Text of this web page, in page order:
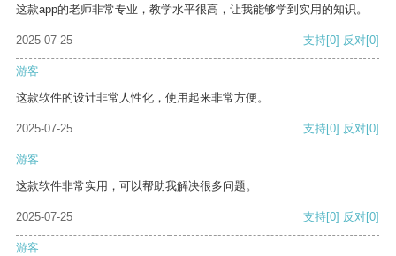
这款app的老师非常专业，教学水平很高，让我能够学到实用的知识。
2025-07-25 支持[0] 反对[0]
游客
这款软件的设计非常人性化，使用起来非常方便。
2025-07-25 支持[0] 反对[0]
游客
这款软件非常实用，可以帮助我解决很多问题。
2025-07-25 支持[0] 反对[0]
游客